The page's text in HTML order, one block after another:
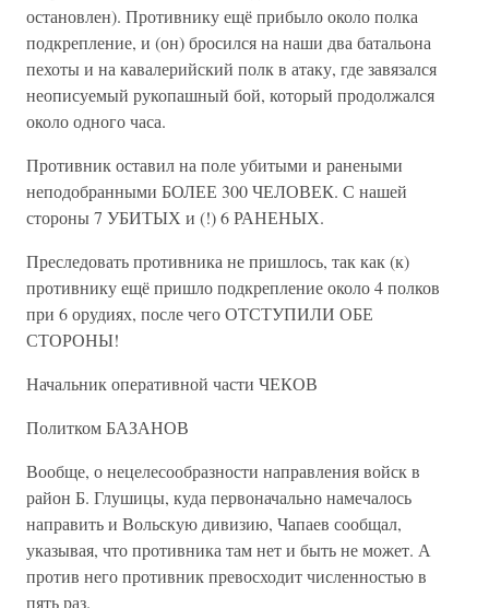
остановлен). Противнику ещё прибыло около полка
подкрепление, и (он) бросился на наши два батальона
пехоты и на кавалерийский полк в атаку, где завязался
неописуемый рукопашный бой, который продолжался
около одного часа.
Противник оставил на поле убитыми и ранеными
неподобранными БОЛЕЕ 300 ЧЕЛОВЕК. С нашей
стороны 7 УБИТЫХ и (!) 6 РАНЕНЫХ.
Преследовать противника не пришлось, так как (к)
противнику ещё пришло подкрепление около 4 полков
при 6 орудиях, после чего ОТСТУПИЛИ ОБЕ
СТОРОНЫ!
Начальник оперативной части ЧЕКОВ
Политком БАЗАНОВ
Вообще, о нецелесообразности направления войск в
район Б. Глушицы, куда первоначально намечалось
направить и Вольскую дивизию, Чапаев сообщал,
указывая, что противника там нет и быть не может. А
против него противник превосходит численностью в
пять раз.